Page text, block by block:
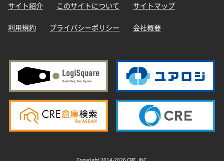
サイト紹介 このサイトについて サイトマップ
利用規約 プライバシーポリシー 会社概要